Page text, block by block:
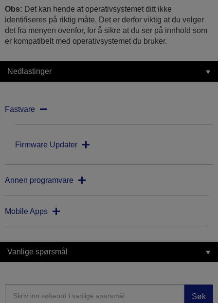
Obs: Det kan hende at operativsystemet ditt ikke
identifiseres på riktig måte. Det er derfor viktig at du velger
det fra menyen ovenfor, for å sikre at du ser på innhold som
er kompatibelt med operativsystemet du bruker.
Nedlastinger
Fastvare
Firmware Updater
Annen programvare
Mobile Apps
Vanlige spørsmål
Søk